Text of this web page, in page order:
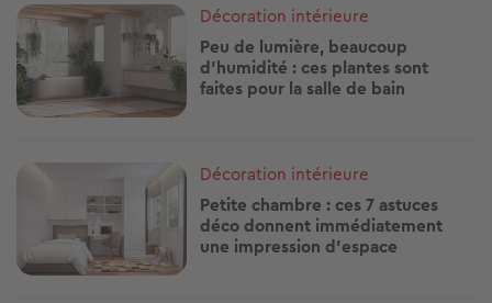
Image
Décoration intérieure
Peu de lumière, beaucoup
d’humidité : ces plantes sont
faites pour la salle de bain
Décoration intérieure
Petite chambre : ces 7 astuces
déco donnent immédiatement
une impression d’espace